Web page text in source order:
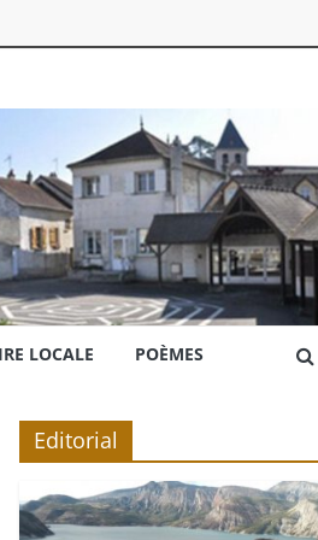
LOCALE POÈMES
Editorial